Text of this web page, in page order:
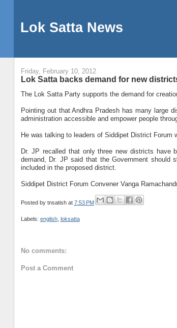
Lok Satta News
Friday, February 10, 2012
Lok Satta backs demand for new
The Lok Satta Party supports the demand for
Pointing out that Andhra Pradesh has many large
administration accessible and empower people
He was talking to leaders of Siddipet District
Dr. JP recalled that only three new districts have
demand, Dr. JP said that the Government should
included in the proposed district.
Siddipet District Forum Convener Vanga
Posted by tnsatish at 7:53 PM
Labels: english, loksatta
No comments:
Post a Comment